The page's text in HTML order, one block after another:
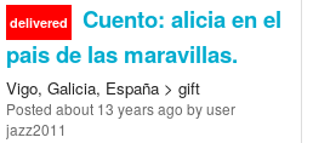
delivered
Cuento: alicia en el
pais de las maravillas.
Vigo, Galicia, España > gift
Posted about 13 years ago by user
jazz2011